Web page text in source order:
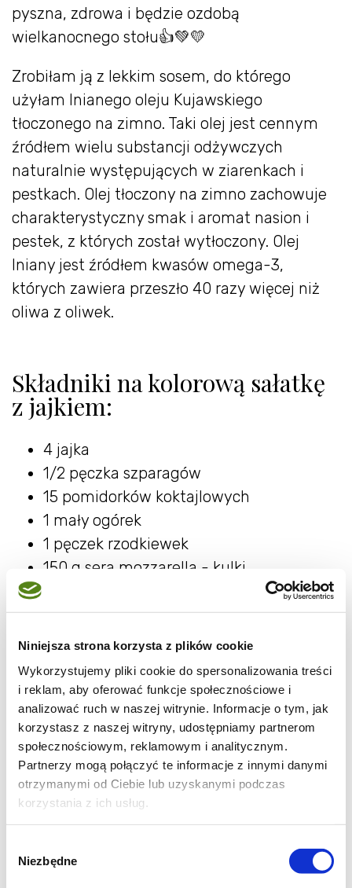
Niniejsza strona korzysta z plików cookie
Wykorzystujemy pliki cookie do spersonalizowania treści
i reklam, aby oferować funkcje społecznościowe i
analizować ruch w naszej witrynie. Informacje o tym, jak
korzystasz z naszej witryny, udostępniamy partnerom
społecznościowym, reklamowym i analitycznym.
Partnerzy mogą połączyć te informacje z innymi danymi
otrzymanymi od Ciebie lub uzyskanymi podczas
korzystania z ich usług.
zgody
Niezbędne
pyszna, zdrowa i będzie ozdobą
wielkanocnego stołu👍💚💛
Zrobiłam ją z lekkim sosem, do którego
użyłam lnianego oleju Kujawskiego
tłoczonego na zimno. Taki olej jest cennym
źródłem wielu substancji odżywczych
naturalnie występujących w ziarenkach i
pestkach. Olej tłoczony na zimno zachowuje
charakterystyczny smak i aromat nasion i
pestek, z których został wytłoczony. Olej
lniany jest źródłem kwasów omega-3,
których zawiera przeszło 40 razy więcej niż
oliwa z oliwek.
Składniki na kolorową sałatkę
z jajkiem:
4 jajka
1/2 pęczka szparagów
15 pomidorków koktajlowych
1 mały ogórek
1 pęczek rzodkiewek
150 g sera mozzarella - kulki
1/2 czerwonej cebuli
Składniki na sos do kolorowej sałatki z
jajkiem:
4 łyżki oleju Kujawskiego lnianego
tłoczonego na zimno
1 łyżeczka miodu
2 łyżeczki musztardy miodowej
2 łyżeczki soku z cytryny